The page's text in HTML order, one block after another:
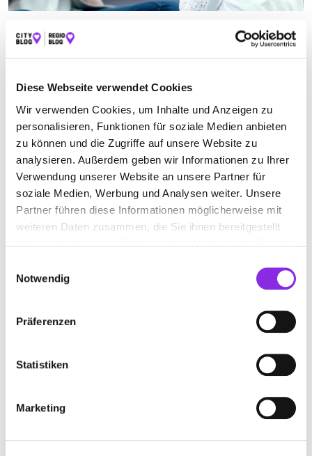
Diese Webseite verwendet Cookies
Wir verwenden Cookies, um Inhalte und Anzeigen zu
personalisieren, Funktionen für soziale Medien anbieten
zu können und die Zugriffe auf unsere Website zu
analysieren. Außerdem geben wir Informationen zu Ihrer
Verwendung unserer Website an unsere Partner für
soziale Medien, Werbung und Analysen weiter. Unsere
Partner führen diese Informationen möglicherweise mit
weiteren Daten zusammen, die Sie ihnen bereitgestellt
Notwendig
Präferenzen
Statistiken
Marketing
LOGOPÄDE IN DAHN
Finden
ALLE BRUCHMÜHLBACH-MIESAU
DAHN
KIRCHHEIMBOLANDEN
PIRMASENS
WÖLLSTEIN
ZWEIBRÜCKEN
Keine Öffnungszeiten angegeben
BIANKA MEIGEL LOGOPÄDISCHE PRAXIS
+496391993900